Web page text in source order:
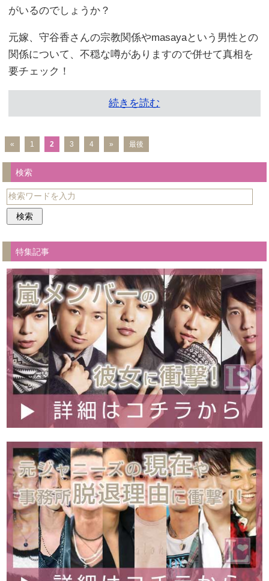
がいるのでしょうか？
元嫁、守谷香さんの宗教関係やmasayaという男性との
関係について、不穏な噂がありますので併せて真相を
要チェック！
続きを読む
« 1 2 3 4 » 最後
検索
特集記事